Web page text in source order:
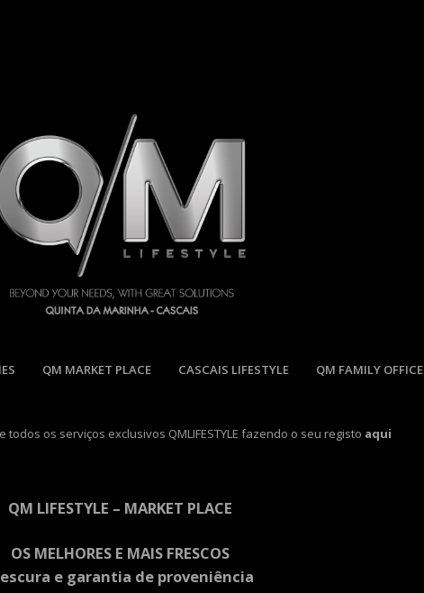
QM MARKET PLACE CASCAIS LIFESTYLE QM FAMILY OFFICE
os serviços exclusivos QMLIFESTYLE fazendo o seu registo aqui
QM LIFESTYLE – MARKET PLACE
OS MELHORES E MAIS FRESCOS
e garantia de proveniência